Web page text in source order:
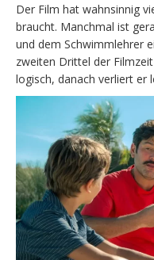
Der Film hat wahnsinnig
braucht. Manchmal ist
und dem Schwimmlehrer
zweiten Drittel der
logisch, danach verliert er